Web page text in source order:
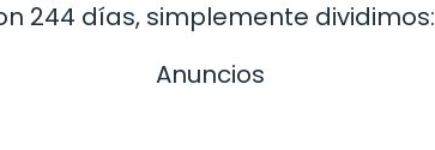
244 días, simplemente dividimos:
Anuncios